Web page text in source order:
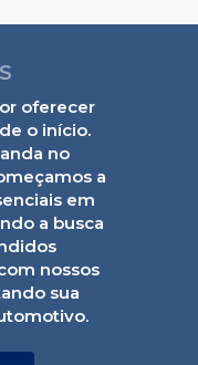
oferecer
o início.
no
a
em
a busca
nossos
sua